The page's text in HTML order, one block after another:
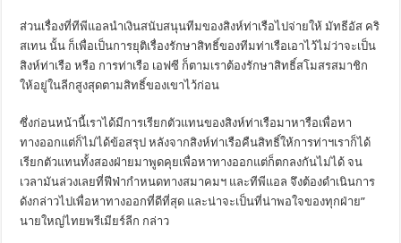
ส่วนเรื่องที่ทีพีแอลนำเงินสนับสนุนทีมของสิงห์ท่าเรือไปจ่ายให้ มัทธีอัส คริ
สเทน นั้น ก็เพื่อเป็นการยุติเรื่องรักษาสิทธิ์ของทีมท่าเรือเอาไว้ไม่ว่าจะเป็น
สิงห์ท่าเรือ หรือ การท่าเรือ เอฟซี ก็ตามเราต้องรักษาสิทธิ์สโมสรสมาชิก
ให้อยู่ในลีกสูงสุดตามสิทธิ์ของเขาไว้ก่อน
ซึ่งก่อนหน้านี้เราได้มีการเรียกตัวแทนของสิงห์ท่าเรือมาหารือเพื่อหา
ทางออกแต่ก็ไม่ได้ข้อสรุป หลังจากสิงห์ท่าเรือคืนสิทธิ์ให้การท่าฯเราก็ได้
เรียกตัวแทนทั้งสองฝ่ายมาพูดคุยเพื่อหาทางออกแต่ก็ตกลงกันไม่ได้ จน
เวลามันล่วงเลยที่ฟีฟ่ากำหนดทางสมาคมฯ และทีพีแอล จึงต้องดำเนินการ
ดังกล่าวไปเพื่อหาทางออกที่ดีที่สุด และน่าจะเป็นที่น่าพอใจของทุกฝ่าย”
นายใหญ่ไทยพรีเมียร์ลีก กล่าว